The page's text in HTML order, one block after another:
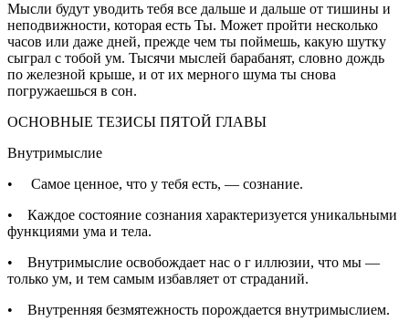
Мысли будут уводить тебя все дальше и дальше от тишины и
неподвижности, которая есть Ты. Может пройти несколько
часов или даже дней, прежде чем ты поймешь, какую шутку
сыграл с тобой ум. Тысячи мыслей барабанят, словно дождь
по железной крыше, и от их мерного шума ты снова
погружаешься в сон.
ОСНОВНЫЕ ТЕЗИСЫ ПЯТОЙ ГЛАВЫ
Внутримыслие
• Самое ценное, что у тебя есть, — сознание.
• Каждое состояние сознания характеризуется уникальными
функциями ума и тела.
• Внутримыслие освобождает нас о г иллюзии, что мы —
только ум, и тем самым избавляет от страданий.
• Внутренняя безмятежность порождается внутримыслием.